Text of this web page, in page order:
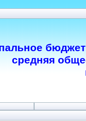
средняя